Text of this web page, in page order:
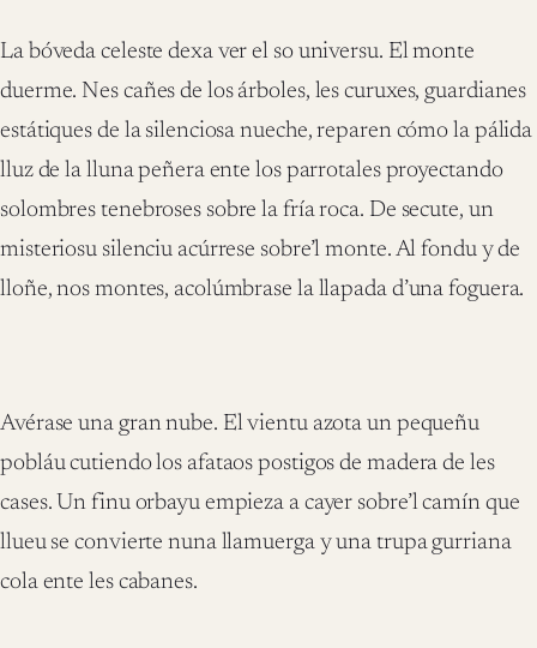
La bóveda celeste dexa ver el so universu. El monte
duerme. Nes cañes de los árboles, les curuxes, guardianes
estátiques de la silenciosa nueche, reparen cómo la pálida
lluz de la lluna peñera ente los parrotales proyectando
solombres tenebroses sobre la fría roca. De secute, un
misteriosu silenciu acúrrese sobre’l monte. Al fondu y de
lloñe, nos montes, acolúmbrase la llapada d’una foguera.
Avérase una gran nube. El vientu azota un pequeñu
pobláu cutiendo los afataos postigos de madera de les
cases. Un finu orbayu empieza a cayer sobre’l camín que
llueu se convierte nuna llamuerga y una trupa gurriana
cola ente les cabanes.